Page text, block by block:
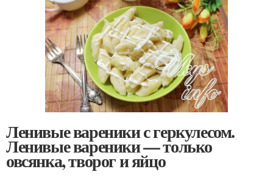
Ленивые вареники с геркулесом.
Ленивые вареники — только
овсянка, творог и яйцо